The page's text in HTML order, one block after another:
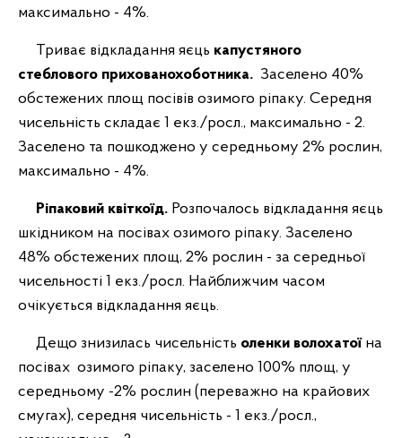
максимально - 4%.
Триває відкладання яєць капустяного
стеблового прихованохоботника. Заселено 40%
обстежених площ посівів озимого ріпаку. Середня
чисельність складає 1 екз./росл., максимально - 2.
Заселено та пошкоджено у середньому 2% рослин,
максимально - 4%.
Ріпаковий квіткоїд. Розпочалось відкладання яєць
шкідником на посівах озимого ріпаку. Заселено
48% обстежених площ, 2% рослин - за середньої
чисельності 1 екз./росл. Найближчим часом
очікується відкладання яєць.
Дещо знизилась чисельність оленки волохатої на
посівах озимого ріпаку, заселено 100% площ, у
середньому -2% рослин (переважно на крайових
смугах), середня чисельність - 1 екз./росл.,